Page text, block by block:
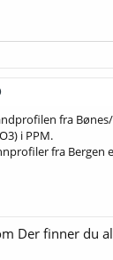
fra
i PPM.
fra Bergen
Der finner du